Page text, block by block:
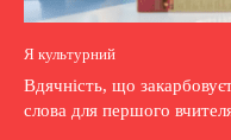
Я культурний
Вдячність, що
слова для першого